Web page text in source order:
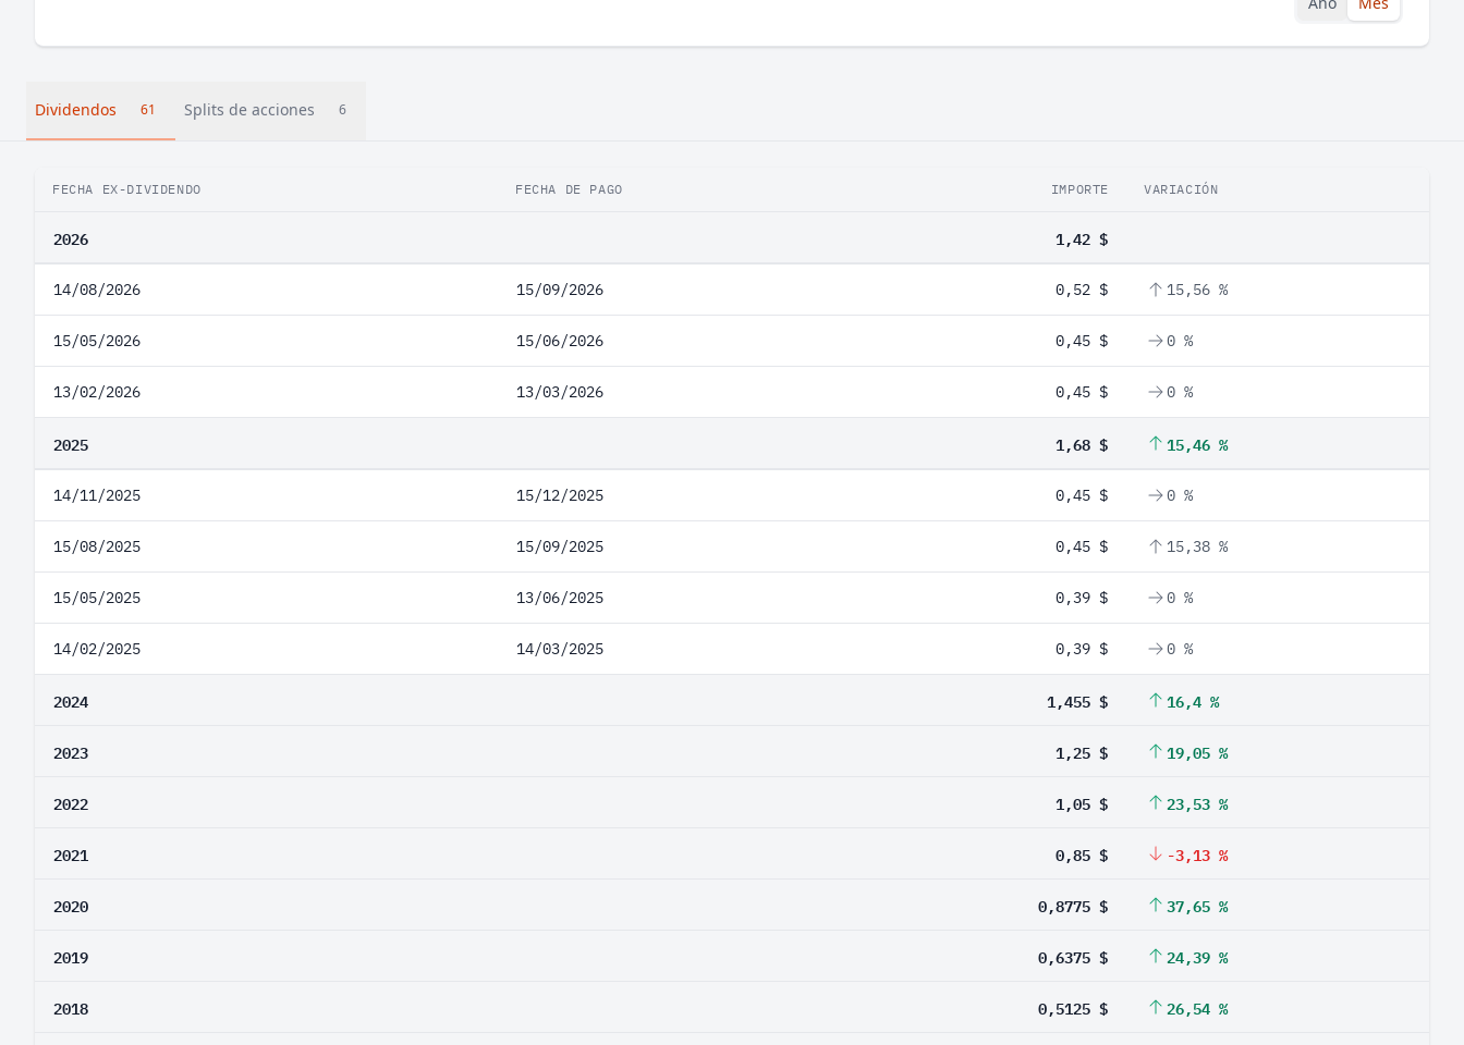
Dividendos 61 Splits de acciones 6
FECHA EX-DIVIDENDO FECHA DE PAGO IMPORTE VARIACIÓN
2026 1,42 $
14/08/2026 15/09/2026 0,52 $ 15,56 %
15/05/2026 15/06/2026 0,45 $ 0 %
13/02/2026 13/03/2026 0,45 $ 0 %
2025 1,68 $ 15,46 %
14/11/2025 15/12/2025 0,45 $ 0 %
15/08/2025 15/09/2025 0,45 $ 15,38 %
15/05/2025 13/06/2025 0,39 $ 0 %
14/02/2025 14/03/2025 0,39 $ 0 %
2024 1,455 $ 16,4 %
2023 1,25 $ 19,05 %
2022 1,05 $ 23,53 %
2021 0,85 $ -3,13 %
2020 0,8775 $ 37,65 %
2019 0,6375 $ 24,39 %
2018 0,5125 $ 26,54 %